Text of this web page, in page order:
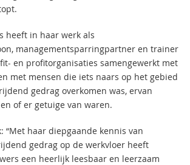
heeft in haar werk als
managementsparringpartner en trainer
en profitorganisaties samengewerkt met
met mensen die iets naars op het gebied
gedrag overkomen was, ervan
of er getuige van waren.
“Met haar diepgaande kennis van
gedrag op de werkvloer heeft
een heerlijk leesbaar en leerzaam